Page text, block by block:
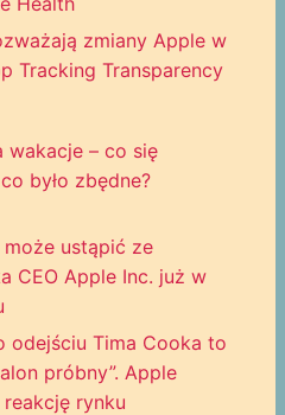
zmiany Apple w
Tracking Transparency
wakacje – co się
było zbędne?
ustąpić ze
CEO Apple Inc. już w
odejściu Tima Cooka to
próbny”. Apple
rynku